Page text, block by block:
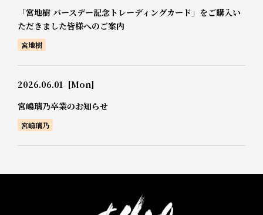
「宮地樹 バースデー記念トレーディングカード」をご購入い
ただきました皆様へのご案内
宮地樹
2026.06.01 [Mon]
宮嶋璃乃卒業のお知らせ
宮嶋璃乃